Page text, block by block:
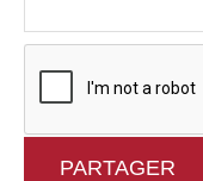
PARTAGER